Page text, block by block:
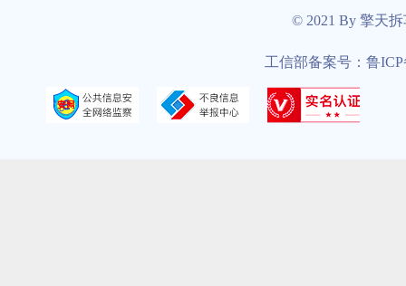
© 2021 By 擎天
工信部备案号：鲁